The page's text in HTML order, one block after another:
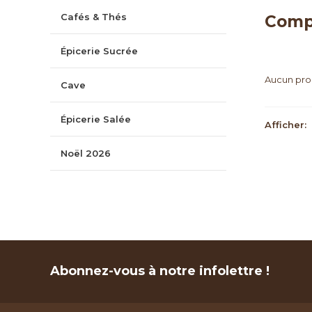
Cafés & Thés
Épicerie Sucrée
Cave
Épicerie Salée
Noël 2026
Aucun
Afficher:
Abonnez-vous à notre infolettre !